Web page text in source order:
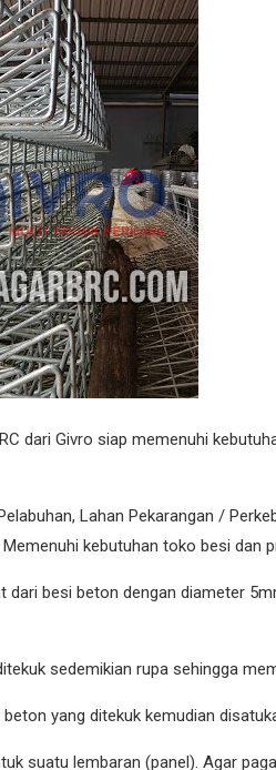
dari Givro siap memenuhi
Lahan Pekarangan /
kebutuhan toko besi dan
dari besi beton dengan diameter
sedemikian rupa sehingga
yang ditekuk kemudian
suatu lembaran (panel). Agar